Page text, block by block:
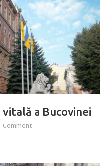
a Bucovinei
Comment